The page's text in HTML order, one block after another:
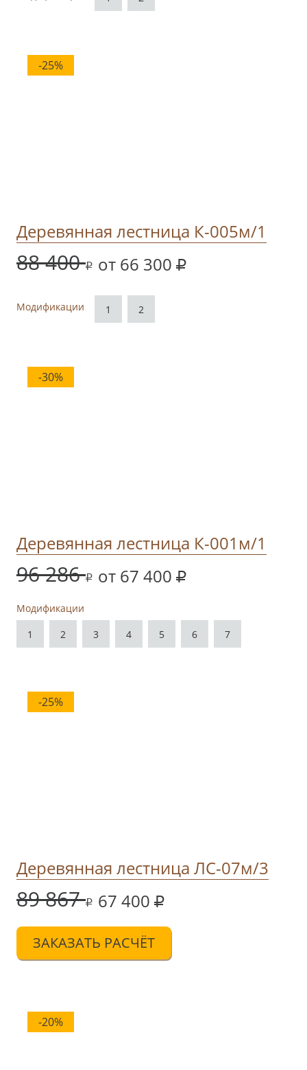
-25%
Деревянная лестница К-005м/1
88 400 от 66 300
Модификации 1 2
-30%
Деревянная лестница К-001м/1
96 286 от 67 400
Модификации
1
2 3 4 5 6 7
-25%
Деревянная лестница ЛС-07м/3
89 867 67 400
ЗАКАЗАТЬ РАСЧЁТ
-20%